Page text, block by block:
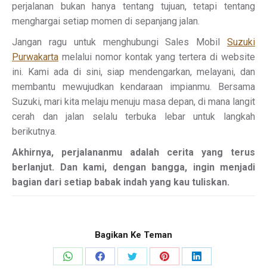
perjalanan bukan hanya tentang tujuan, tetapi tentang
menghargai setiap momen di sepanjang jalan.
Jangan ragu untuk menghubungi Sales Mobil Suzuki
Purwakarta melalui nomor kontak yang tertera di website
ini. Kami ada di sini, siap mendengarkan, melayani, dan
membantu mewujudkan kendaraan impianmu. Bersama
Suzuki, mari kita melaju menuju masa depan, di mana langit
cerah dan jalan selalu terbuka lebar untuk langkah
berikutnya.
Akhirnya, perjalananmu adalah cerita yang terus
berlanjut. Dan kami, dengan bangga, ingin menjadi
bagian dari setiap babak indah yang kau tuliskan.
Bagikan Ke Teman
Share Share Share Share Share